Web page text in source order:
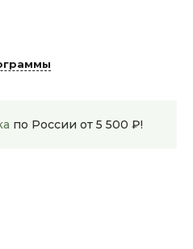
по России от 5 500 ₽!